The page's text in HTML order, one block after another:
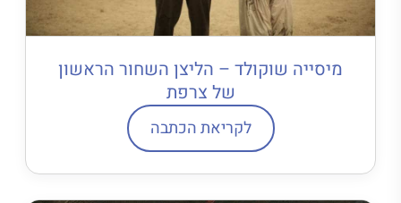
מיסייה שוקולד – הליצן השחור הראשון
של צרפת
לקריאת הכתבה